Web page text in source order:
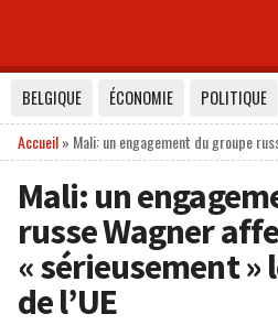
BELGIQUE ÉCONOMIE POLITIQUE
Accueil» Mali: un engagement du groupe
Mali: un
russe Wagner
« sérieusement »
de l’UE